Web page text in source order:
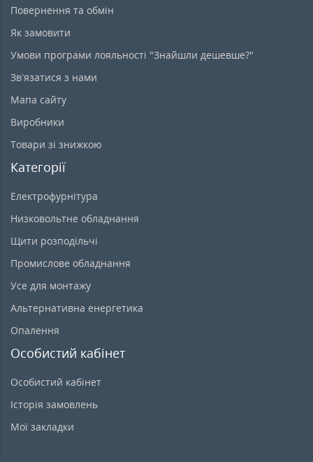
Повернення та обмін
Як замовити
Умови програми лояльності "Знайшли дешевше?"
Зв’язатися з нами
Мапа сайту
Виробники
Товари зі знижкою
Категорії
Електрофурнітура
Низковольтне обладнання
Щити розподільчі
Промислове обладнання
Усе для монтажу
Альтернативна енергетика
Опалення
Особистий кабінет
Особистий кабінет
Історія замовлень
Мої закладки